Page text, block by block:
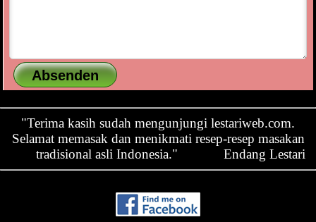
"Terima kasih sudah mengunjungi lestariweb.com.
Selamat memasak dan menikmati resep-resep masakan
tradisional asli Indonesia."
Endang Lestari